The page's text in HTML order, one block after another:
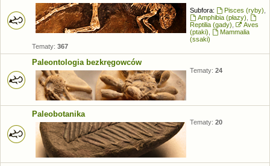
Subfora: Pisces (ryby)
Amphibia (płazy)
Reptilia (gady)
Aves
(ptaki)
Mammalia
(ssaki)
Tematy: 367
Paleontologia bezkręgowców
Tematy: 24
Paleobotanika
Tematy: 20